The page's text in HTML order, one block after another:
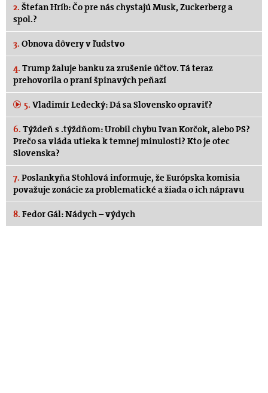
2. Štefan Hríb: Čo pre nás chystajú Musk, Zuckerberg a
spol.?
3. Obnova dôvery v ľudstvo
4. Trump žaluje banku za zrušenie účtov. Tá teraz
prehovorila o praní špinavých peňazí
5. Vladimír Ledecký: Dá sa Slovensko opraviť?
6. Týždeň s .týždňom: Urobil chybu Ivan Korčok, alebo PS?
Prečo sa vláda utieka k temnej minulosti? Kto je otec
Slovenska?
7. Poslankyňa Stohlová informuje, že Európska komisia
považuje zonácie za problematické a žiada o ich nápravu
8. Fedor Gál: Nádych – výdych